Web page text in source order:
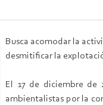
Busca acomodar la
desmitificar la
El 17 de diciembre de
ambientalistas por la